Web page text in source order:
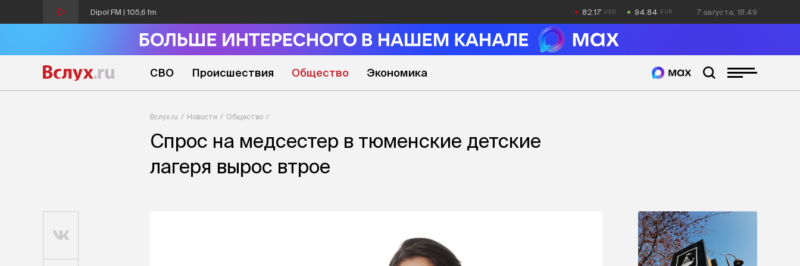
Dipol FM | 105,6 fm 82.17 94.84 7 августа, 18:49
СВО Происшествия Общество Экономика
Вслух.ru Новости Общество
Спрос на медсестер в тюменские детские
лагеря вырос втрое